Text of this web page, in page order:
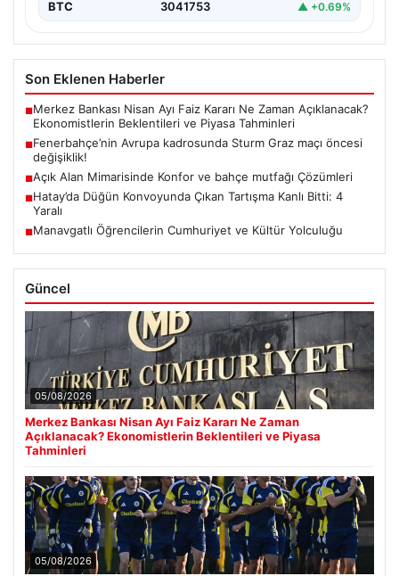
BTC 3041753 ▲ +0.69%
Son Eklenen Haberler
■Merkez Bankası Nisan Ayı Faiz Kararı Ne Zaman Açıklanacak?
Ekonomistlerin Beklentileri ve Piyasa Tahminleri
■Fenerbahçe’nin Avrupa kadrosunda Sturm Graz maçı öncesi
değişiklik!
■Açık Alan Mimarisinde Konfor ve bahçe mutfağı Çözümleri
■Hatay’da Düğün Konvoyunda Çıkan Tartışma Kanlı Bitti: 4
Yaralı
■Manavgatlı Öğrencilerin Cumhuriyet ve Kültür Yolculuğu
Güncel
05/08/2026
Merkez Bankası Nisan Ayı Faiz Kararı Ne Zaman
Açıklanacak? Ekonomistlerin Beklentileri ve Piyasa
Tahminleri
05/08/2026